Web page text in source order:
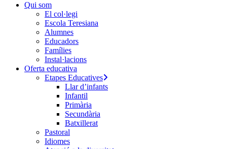
Qui som
El col·legi
Escola Teresiana
Alumnes
Educadors
Famílies
Instal·lacions
Oferta educativa
Etapes Educatives
Llar d’infants
Infantil
Primària
Secundària
Batxillerat
Pastoral
Idiomes